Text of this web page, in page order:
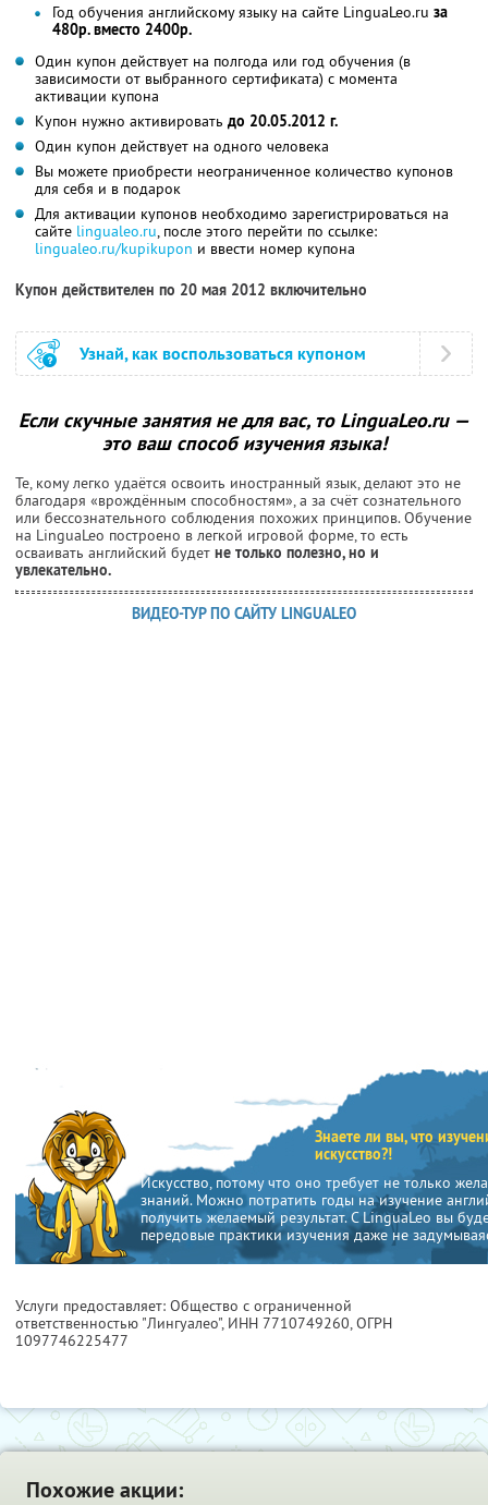
Год обучения английскому языку на сайте LinguaLeo.ru за
480р. вместо 2400р.
Один купон действует на полгода или год обучения (в
зависимости от выбранного сертификата) с момента
активации купона
Купон нужно активировать до 20.05.2012 г.
Один купон действует на одного человека
Вы можете приобрести неограниченное количество купонов
для себя и в подарок
Для активации купонов необходимо зарегистрироваться на
сайте lingualeo.ru, после этого перейти по ссылке:
lingualeo.ru/kupikupon и ввести номер купона
Купон действителен по 20 мая 2012 включительно
Узнай, как воспользоваться купоном
Если скучные занятия не для вас, то LinguaLeo.ru —
это ваш способ изучения языка!
Те, кому легко удаётся освоить иностранный язык, делают это не
благодаря «врождённым способностям», а за счёт сознательного
или бессознательного соблюдения похожих принципов. Обучение
на LinguaLeo построено в легкой игровой форме, то есть
осваивать английский будет не только полезно, но и
увлекательно.
ВИДЕО-ТУР ПО САЙТУ LINGUALEO
Знаете ли вы, что
искусство?!
Искусство, потому что оно требует не только
знаний. Можно потратить годы на изучение
получить желаемый результат. С LinguaLeo вы
передовые практики изучения даже не
Услуги предоставляет: Общество с ограниченной
ответственностью "Лингуалео", ИНН 7710749260, ОГРН
1097746225477
Похожие акции: